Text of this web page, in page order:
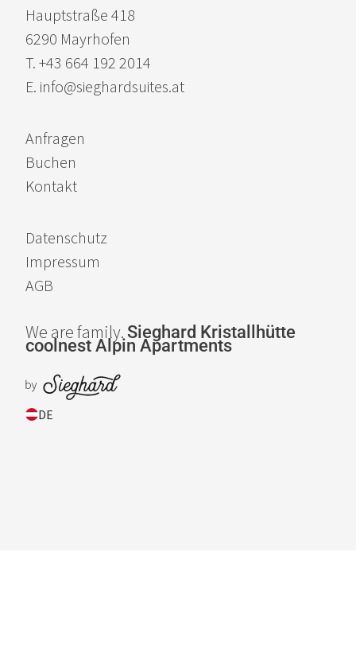
Hauptstraße 418
6290 Mayrhofen
T. +43 664 192 2014
E. info@sieghardsuites.at
Anfragen
Buchen
Kontakt
Datenschutz
Impressum
AGB
We are family. Sieghard Kristallhütte
coolnest Alpin Apartments
DE